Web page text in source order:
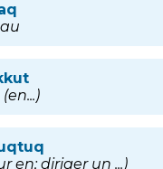
en; diriger un ...)